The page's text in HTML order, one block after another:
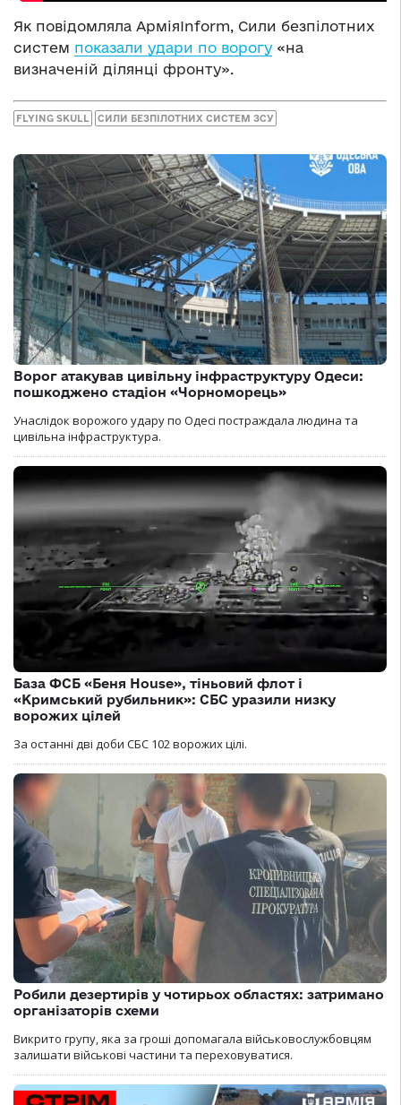
Як повідомляла АрміяInform, Сили безпілотних
систем показали удари по ворогу «на
визначеній ділянці фронту».
FLYING SKULL СИЛИ БЕЗПІЛОТНИХ СИСТЕМ ЗСУ
Ворог атакував цивільну інфраструктуру Одеси:
пошкоджено стадіон «Чорноморець»
Унаслідок ворожого удару по Одесі постраждала людина та
цивільна інфраструктура.
База ФСБ «Беня House», тіньовий флот і
«Кримський рубильник»: СБС уразили низку
ворожих цілей
За останні дві доби СБС 102 ворожих цілі.
Робили дезертирів у чотирьох областях: затримано
організаторів схеми
Викрито групу, яка за гроші допомагала військовослужбовцям
залишати військові частини та переховуватися.